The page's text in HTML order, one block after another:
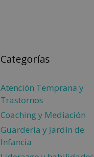
Categorías
Atención Temprana y
Trastornos
Coaching y Mediación
Guardería y Jardín de
Infancia